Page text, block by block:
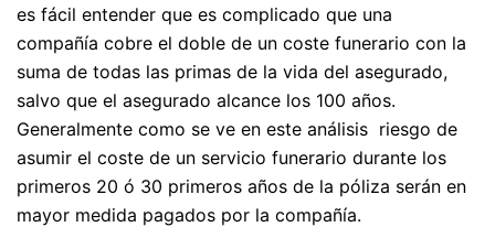
es fácil entender que es complicado que una
compañía cobre el doble de un coste funerario con la
suma de todas las primas de la vida del asegurado,
salvo que el asegurado alcance los 100 años.
Generalmente como se ve en este análisis riesgo de
asumir el coste de un servicio funerario durante los
primeros 20 ó 30 primeros años de la póliza serán en
mayor medida pagados por la compañía.